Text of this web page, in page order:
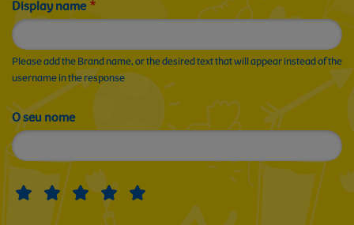
Display name
Please add the Brand name, or the desired text that will appear instead of the
username in the response
O seu nome